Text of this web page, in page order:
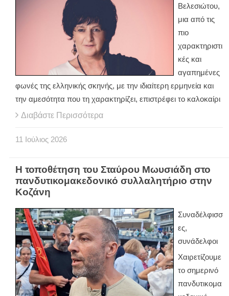
Βελεσιώτου,
μια από τις
πιο
χαρακτηριστι
κές και
αγαπημένες
φωνές της ελληνικής σκηνής, με την ιδιαίτερη ερμηνεία και
την αμεσότητα που τη χαρακτηρίζει, επιστρέφει το καλοκαίρι
Διαβάστε Περισσότερα
11 Ιούλιος 2026
Η τοποθέτηση του Σταύρου Μωυσιάδη στο
πανδυτικομακεδονικό συλλαλητήριο στην
Κοζάνη
Συναδέλφισσ
ες,
συνάδελφοι
Χαιρετίζουμε
το σημερινό
πανδυτικομα